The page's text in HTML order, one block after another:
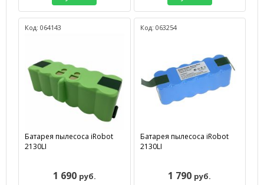
Код: 064143
Батарея пылесоса iRobot
2130LI
1 690 руб.
Код: 063254
Батарея пылесоса iRobot
2130LI
1 790 руб.